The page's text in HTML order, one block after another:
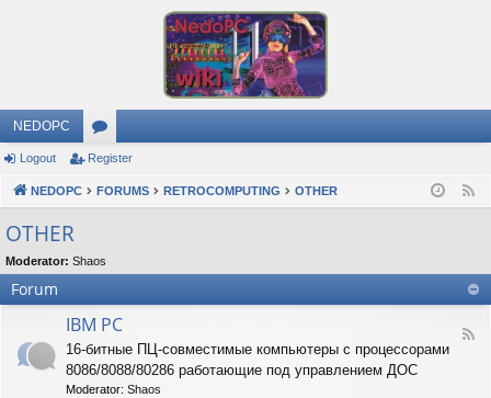
NEDOPC
or
u
s
Logout Register
NEDOPC FORUMS RETROCOMPUTING OTHER
OTHER
Moderator: Shaos
Forum
F
IBM PC
16-битные ПЦ-совместимые компьютеры с процессорами
8086/8088/80286 работающие под управлением ДОС
Moderator: Shaos